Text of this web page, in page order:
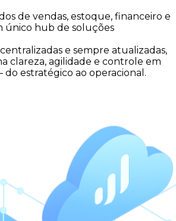
de vendas, estoque, financeiro e
único hub de soluções
e sempre atualizadas,
clareza, agilidade e controle em
estratégico ao operacional.